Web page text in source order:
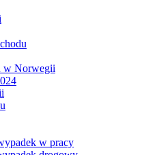
w Norwegii
w pracy